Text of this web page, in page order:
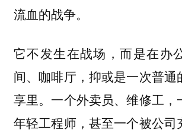
流血的战争。
它不发生在战场，而是在办
间、咖啡厅，抑或是一次普通
享里。一个外卖员、维修工，
年轻工程师，甚至一个被公司